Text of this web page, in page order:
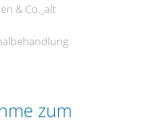
& Co._alt
zum